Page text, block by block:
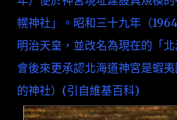
幌神社」。昭和三十九年（
明治天皇，並改名為現在的「
會後來更承認北海道神宮是蝦
的神社）(引自維基百科)